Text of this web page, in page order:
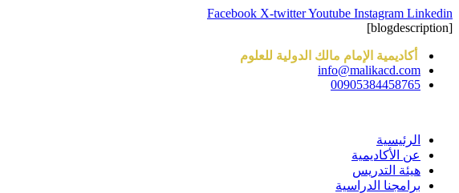
Skip
to
Facebook X-twitterYoutube Instagram Linkedin
[blogdescription]
أكاديمية الإمام مالك الدولية للعلوم
info@malikacd.com
00905384458765
الرئيسية
عن الأكاديمية
هيئة التدريس
برامجنا الدراسية